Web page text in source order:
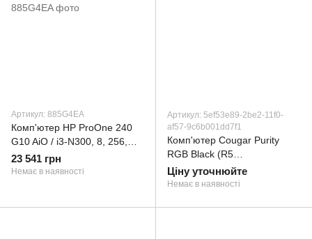
Артикул: 885G4EA
Комп'ютер HP ProOne 240
G10 AiO / i3-N300, 8, 256,
WiFi, Cam, KM (885G4EA)
23 541 грн
Немає в наявності
Артикул: 5ef53e89-2be2-11f0-
af57-9c6b001dd7f1
Комп'ютер Cougar Purity
RGB Black (R5
5500/16/1Tb/3050)
Ціну уточнюйте
Немає в наявності